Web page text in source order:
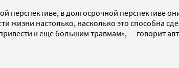
перспективе, в долгосрочной перспективе
жизни настолько, насколько это способна
к еще большим травмам», — говорит